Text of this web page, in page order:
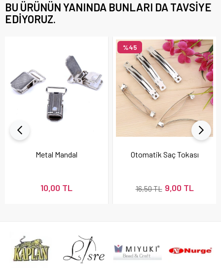
BU ÜRÜNÜN YANINDA BUNLARI DA TAVSIYE
EDIYORUZ.
Metal Mandal
10,00 TL
Otomatik Saç Tokası
9,00 TL
16,50 TL
%45